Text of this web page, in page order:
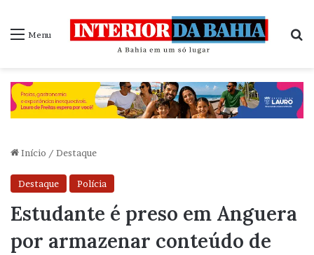
Menu
Início / Destaque
Destaque Polícia
Estudante é preso em Anguera
por armazenar conteúdo de